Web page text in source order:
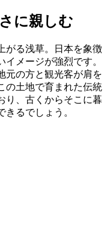
に親しむ
がる浅草。日本を象徴
メージが強烈です。
元の方と観光客が肩を
の土地で育まれた伝統
り、古くからそこに暮
るでしょう。